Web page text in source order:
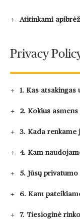
Atitinkami
Privacy
1. Kas atsakingas
2. Kokius
3. Kada renkame
4. Kam
5. Jūsų privatumo
6. Kam
7. Tiesioginė